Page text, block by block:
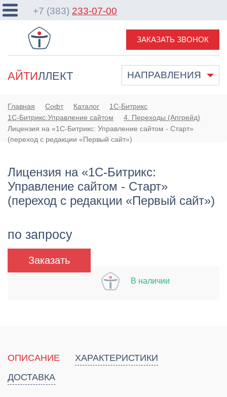
НАПРАВЛЕНИЯ
АЙТИЛЛЕКТ
+7 (383) 233-07-00
ЗАКАЗАТЬ ЗВОНОК
Главная Софт Каталог
1С-Битрикс
1С-Битрикс:Управление сайтом
4. Переходы (Апгрейд)
Лицензия на «1С-Битрикс: Управление сайтом - Старт»
(переход с редакции «Первый сайт»)
Лицензия на «1С-Битрикс:
Управление сайтом - Старт»
(переход с редакции «Первый сайт»)
по запросу
Заказать
В наличии
ОПИСАНИЕ
ХАРАКТЕРИСТИКИ
ДОСТАВКА